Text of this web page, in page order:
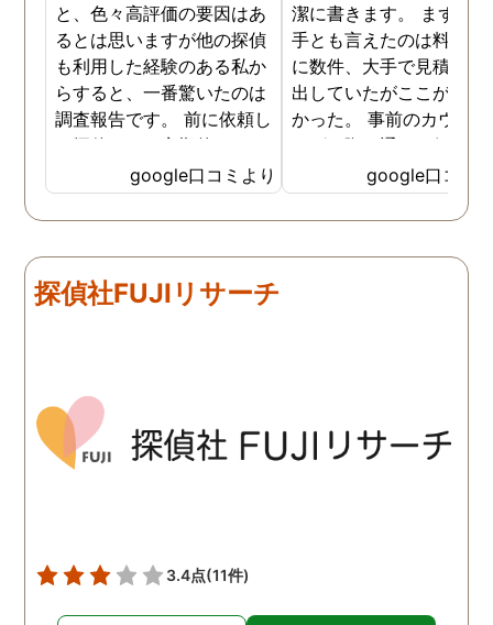
と、色々高評価の要因はあ
るとは思いますが他の探偵
も利用した経験のある私か
らすると、一番驚いたのは
調査報告です。 前に依頼し
た探偵では、定期的にまと
めて報告がくる為なかなか
実際の現状を把握するのが
難しかったですが、ここは
来ていました。 担当の人も
丁寧で報告内容もわかりや
google口コミより
潔に書きます。 まず、
手とも言えたのは料金。
に数件、大手で見積もり
出していたがここが一番
かった。 事前のカウン
ングの際の通りの価格で
途中での追加料金なども
く安心してお任せできた
由のひとつ。 かと言っ
く、むしろ期待以上に細
google口コミ
探偵社FUJIリサーチ
3.4点(11件)